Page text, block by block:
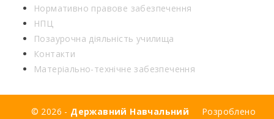
Нормативно правове забезпечення
НПЦ
Позаурочна діяльність училища
Контакти
Матеріально-технічне забезпечення
© 2026 - Державний Навчальний Розроблено